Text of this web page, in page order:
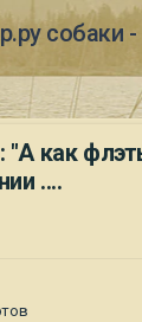
собаки
"А как
....